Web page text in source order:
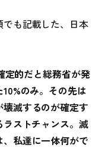
も記載した、日本
定的だと総務省が発
のみ。その先は
滅するのが確定す
ストチャンス。滅
私達に一体何がで